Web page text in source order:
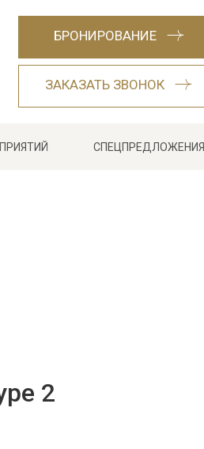
БРОНИРОВАНИЕ
ЗАКАЗАТЬ ЗВОНОК
СПЕЦПРЕДЛОЖЕНИЯ
2